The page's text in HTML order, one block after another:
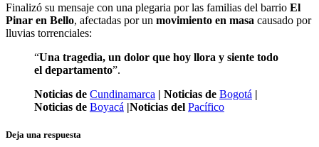
Finalizó su mensaje con una plegaria por las familias del barrio El
Pinar en Bello, afectadas por un movimiento en masa causado por
lluvias torrenciales:
“Una tragedia, un dolor que hoy llora y siente todo
el departamento”.
Noticias de Cundinamarca | Noticias de Bogotá |
Noticias de Boyacá |Noticias del Pacífico
Deja una respuesta